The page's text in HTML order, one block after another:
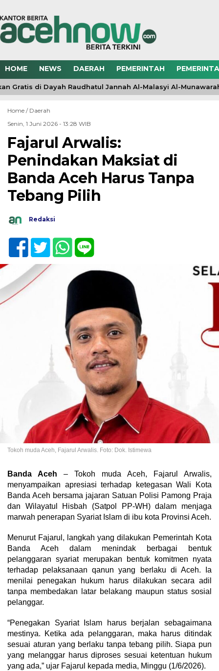
HOME NEWS DAERAH PEMERINTAH
Gratis di Dayah Raudhatul Jannah Al-Malasyi Al-Munawarah
Home / Daerah
Senin, 1 Juni 2026 - 13:28 WIB
Fajarul Arwalis:
Penindakan Maksiat di
Banda Aceh Harus Tanpa
Tebang Pilih
Redaksi
Tokoh muda Aceh, Fajarul Arwalis. Foto: Dok. Istimewa
Banda Aceh – Tokoh muda Aceh, Fajarul Arwalis,
menyampaikan apresiasi terhadap ketegasan Wali Kota
Banda Aceh bersama jajaran Satuan Polisi Pamong Praja
dan Wilayatul Hisbah (Satpol PP-WH) dalam menjaga
marwah penerapan Syariat Islam di ibu kota Provinsi Aceh.
Menurut Fajarul, langkah yang dilakukan Pemerintah Kota
Banda Aceh dalam menindak berbagai bentuk
pelanggaran syariat merupakan bentuk komitmen nyata
terhadap pelaksanaan qanun yang berlaku di Aceh. Ia
menilai penegakan hukum harus dilakukan secara adil
tanpa membedakan latar belakang maupun status sosial
pelanggar.
“Penegakan Syariat Islam harus berjalan sebagaimana
mestinya. Ketika ada pelanggaran, maka harus ditindak
sesuai aturan yang berlaku tanpa tebang pilih. Siapa pun
yang melanggar harus diproses sesuai ketentuan hukum
yang ada,” ujar Fajarul kepada media, Minggu (1/6/2026).